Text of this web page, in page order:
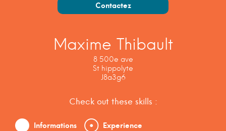
Contactez
Maxime Thibault
8 500e ave
St hippolyte
J8a3g6
Check out these skills :
Informations
Experience